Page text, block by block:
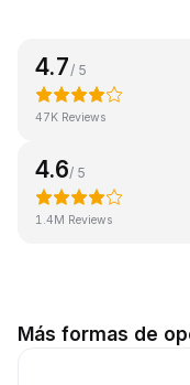
4.7 / 5
47K Reviews
4.6/ 5
1.4M Reviews
Más formas de